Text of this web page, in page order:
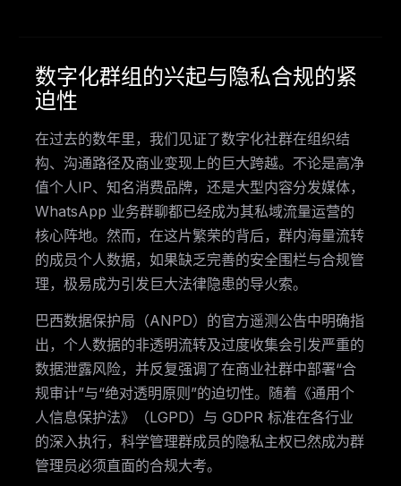
数字化群组的兴起与隐私合规的紧
迫性
在过去的数年里，我们见证了数字化社群在组织结
构、沟通路径及商业变现上的巨大跨越。不论是高净
值个人IP、知名消费品牌，还是大型内容分发媒体，
WhatsApp 业务群聊都已经成为其私域流量运营的
核心阵地。然而，在这片繁荣的背后，群内海量流转
的成员个人数据，如果缺乏完善的安全围栏与合规管
理，极易成为引发巨大法律隐患的导火索。
巴西数据保护局（ANPD）的官方遥测公告中明确指
出，个人数据的非透明流转及过度收集会引发严重的
数据泄露风险，并反复强调了在商业社群中部署“合
规审计”与“绝对透明原则”的迫切性。随着《通用个
人信息保护法》（LGPD）与 GDPR 标准在各行业
的深入执行，科学管理群成员的隐私主权已然成为群
管理员必须直面的合规大考。